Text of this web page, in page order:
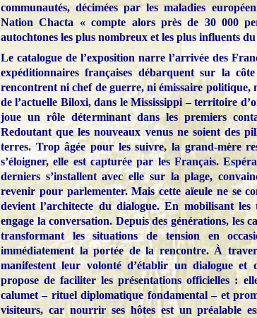
communautés, décimées par les maladies
Nation Chacta « compte alors près de 30 000
autochtones les plus nombreux et les plus influents
Le catalogue de l’exposition narre l’arrivée des
expéditionnaires françaises débarquent sur la
rencontrent ni chef de guerre, ni émissaire politique,
de l’actuelle Biloxi, dans le Mississippi – territoire
joue un rôle déterminant dans les premiers
Redoutant que les nouveaux venus ne soient des
terres. Trop âgée pour les suivre, la grand-mère
s’éloigner, elle est capturée par les Français.
derniers s’installent avec elle sur la plage,
revenir pour parlementer. Mais cette aïeule ne se
devient l’architecte du dialogue. En mobilisant
engage la conversation. Depuis des générations, les
transformant les situations de tension en
immédiatement la portée de la rencontre. À
manifestent leur volonté d’établir un dialogue
propose de faciliter les présentations officielles :
calumet – rituel diplomatique fondamental – et
visiteurs, car nourrir ses hôtes est un préalable